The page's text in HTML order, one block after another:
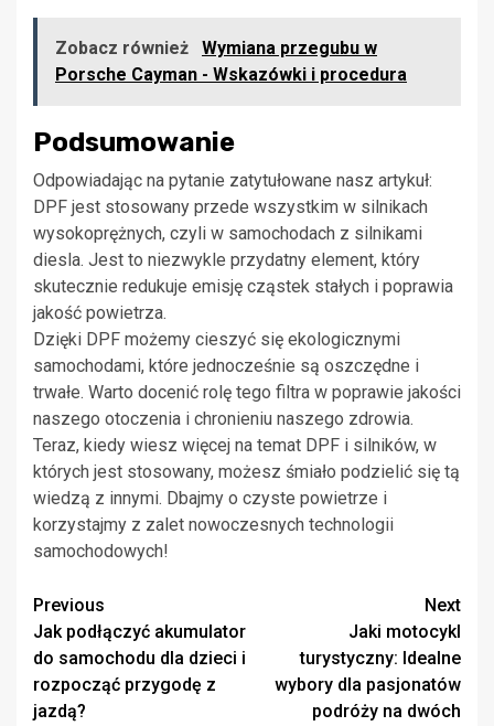
Zobacz również
Wymiana przegubu w
Porsche Cayman - Wskazówki i procedura
Podsumowanie
Odpowiadając na pytanie zatytułowane nasz artykuł:
DPF jest stosowany przede wszystkim w silnikach
wysokoprężnych, czyli w samochodach z silnikami
diesla. Jest to niezwykle przydatny element, który
skutecznie redukuje emisję cząstek stałych i poprawia
jakość powietrza.
Dzięki DPF możemy cieszyć się ekologicznymi
samochodami, które jednocześnie są oszczędne i
trwałe. Warto docenić rolę tego filtra w poprawie jakości
naszego otoczenia i chronieniu naszego zdrowia.
Teraz, kiedy wiesz więcej na temat DPF i silników, w
których jest stosowany, możesz śmiało podzielić się tą
wiedzą z innymi. Dbajmy o czyste powietrze i
korzystajmy z zalet nowoczesnych technologii
samochodowych!
Continue
Reading
Previous
Jak podłączyć akumulator
do samochodu dla dzieci i
rozpocząć przygodę z
jazdą?
Next
Jaki motocykl
turystyczny: Idealne
wybory dla pasjonatów
podróży na dwóch